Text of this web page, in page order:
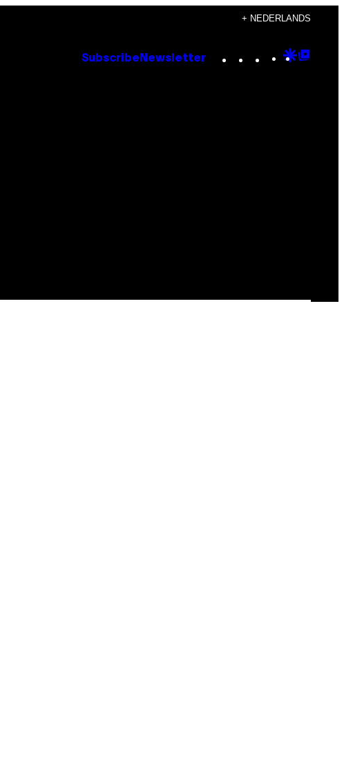
+ NEDERLANDS
Subscribe Newsletter Instagram
TikTok
YouTube
Google